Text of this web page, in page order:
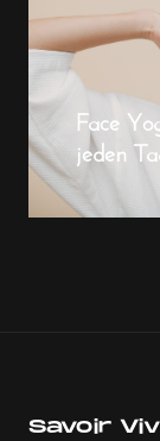
Face
jeden
Savoir